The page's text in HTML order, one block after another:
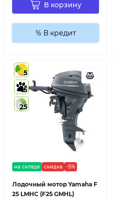
В корзину
% В кредит
на складе скидка -5%
Лодочный мотор Yamaha F
25 LMHC (F25 GMHL)
5
5
25